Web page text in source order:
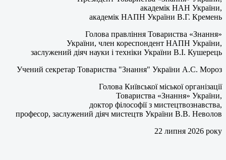
академік НАН України,
академік НАПН України В.Г. Кремень
Голова правління Товариства «Знання»
України, член кореспондент НАПН України,
заслужений діяч науки і техніки України В.І. Кушерець
Учений секретар Товариства "Знання" України А.С. Мороз
Голова Київської міської організації
Товариства «Знання» України,
доктор філософії з мистецтвознавства,
професор, заслужений діяч мистецтв України В.В. Неволов
22 липня 2026 року